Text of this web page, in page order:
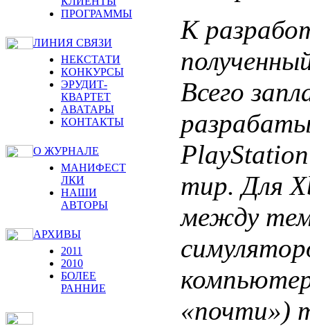
ПРОГРАММЫ
ЛИНИЯ СВЯЗИ
НЕКСТАТИ
КОНКУРСЫ
ЭРУДИТ-
КВАРТЕТ
АВАТАРЫ
КОНТАКТЫ
О ЖУРНАЛЕ
МАНИФЕСТ
ЛКИ
НАШИ
АВТОРЫ
АРХИВЫ
2011
2010
БОЛЕЕ
РАННИЕ
К
Всего
тир. Для
между
«почти»)